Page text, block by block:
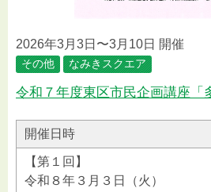
2026年3月3日〜3月10日 開催
その他 なみきスクエア
令和７年度東区市民企画講座「
開催日時
【第１回】
令和８年３月３日（火）